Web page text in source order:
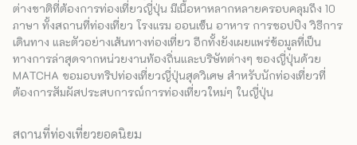
ต่างชาติที่ต้องการท่องเที่ยวญี่ปุ่น มีเนื้อหาหลากหลายครอบคลุมถึง 10
ภาษา ทั้งสถานที่ท่องเที่ยว โรงแรม ออนเซ็น อาหาร การชอปปิง วิธีการ
เดินทาง และตัวอย่างเส้นทางท่องเที่ยว อีกทั้งยังเผยแพร่ข้อมูลที่เป็น
ทางการล่าสุดจากหน่วยงานท้องถิ่นและบริษัทต่างๆ ของญี่ปุ่นด้วย
MATCHA ขอมอบทริปท่องเที่ยวญี่ปุ่นสุดวิเศษ สำหรับนักท่องเที่ยวที่
ต้องการสัมผัสประสบการณ์การท่องเที่ยวใหม่ๆ ในญี่ปุ่น
สถานที่ท่องเที่ยวยอดนิยม